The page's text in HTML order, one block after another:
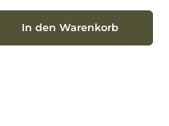
oder benutze die Schaltflächen um
In den Warenkorb